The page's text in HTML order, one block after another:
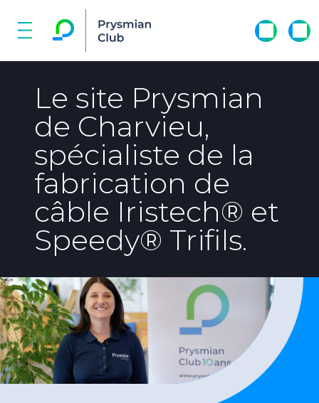
Le site Prysmian
de Charvieu,
spécialiste de la
fabrication de
câble Iristech® et
Speedy® Trifils.